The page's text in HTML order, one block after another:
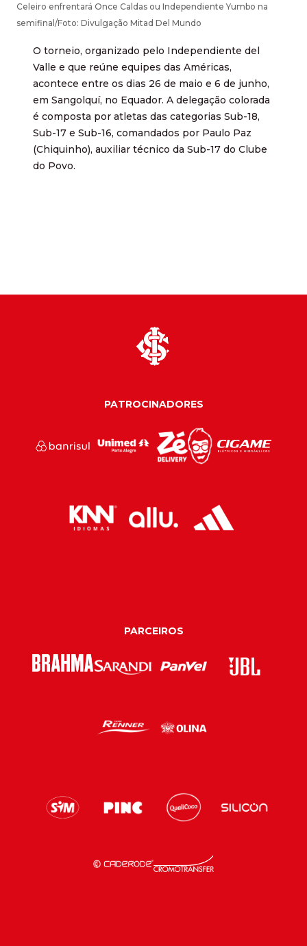
Celeiro enfrentará Once Caldas ou Independiente Yumbo na
semifinal/Foto: Divulgação Mitad Del Mundo
O torneio, organizado pelo Independiente del
Valle e que reúne equipes das Américas,
acontece entre os dias 26 de maio e 6 de junho,
em Sangolquí, no Equador. A delegação colorada
é composta por atletas das categorias Sub-18,
Sub-17 e Sub-16, comandados por Paulo Paz
(Chiquinho), auxiliar técnico da Sub-17 do Clube
do Povo.
PATROCINADORES
PARCEIROS